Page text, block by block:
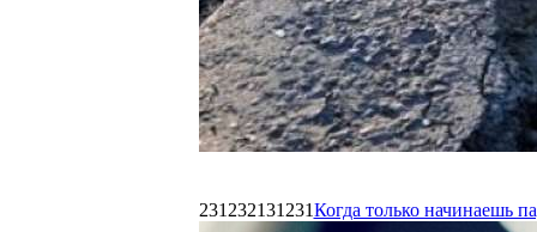
231232131231Когда только начинаешь